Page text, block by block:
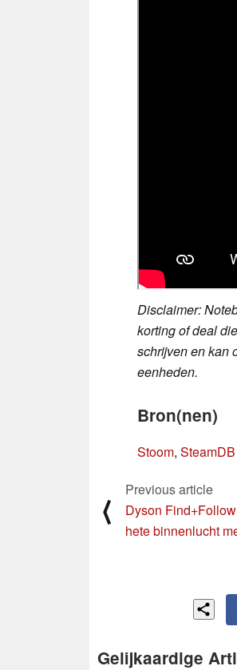
Disclaimer:
korting of deal
schrijven en kan
eenheden.
Bron(nen)
Stoom, SteamDB
⟨
Previous article
Dyson
hete binnenlucht
Gelijkaardige